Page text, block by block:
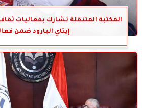
المكتبة المتنقلة تشارك بفعاليات
إيتاي البارود ضمن